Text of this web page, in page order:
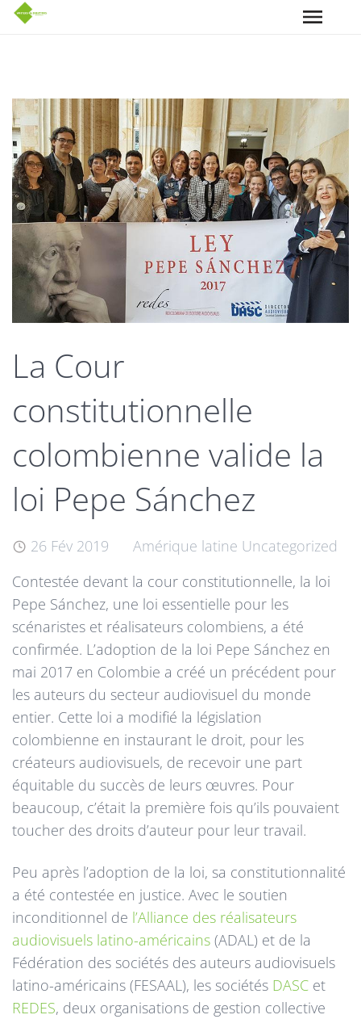
Aller au contenu principal
La Cour
constitutionnelle
colombienne valide la
loi Pepe Sánchez
26 Fév 2019 Amérique latine Uncategorized
Contestée devant la cour constitutionnelle, la loi
Pepe Sánchez, une loi essentielle pour les
scénaristes et réalisateurs colombiens, a été
confirmée. L’adoption de la loi Pepe Sánchez en
mai 2017 en Colombie a créé un précédent pour
les auteurs du secteur audiovisuel du monde
entier. Cette loi a modifié la législation
colombienne en instaurant le droit, pour les
créateurs audiovisuels, de recevoir une part
équitable du succès de leurs œuvres. Pour
beaucoup, c’était la première fois qu’ils pouvaient
toucher des droits d’auteur pour leur travail.
Peu après l’adoption de la loi, sa constitutionnalité
a été contestée en justice. Avec le soutien
inconditionnel de l’Alliance des réalisateurs
audiovisuels latino-américains (ADAL) et de la
Fédération des sociétés des auteurs audiovisuels
latino-américains (FESAAL), les sociétés DASC et
REDES, deux organisations de gestion collective